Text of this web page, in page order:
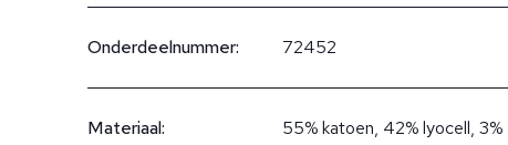
Onderdeelnummer: 72452
Materiaal: 55% katoen, 42% lyocell, 3%